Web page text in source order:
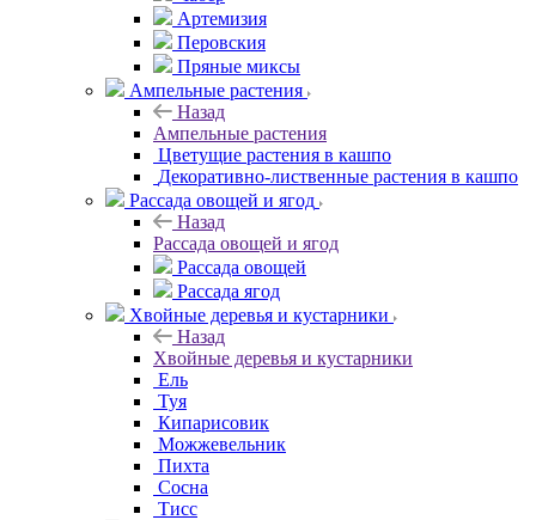
Артемизия
Перовския
Пряные миксы
Ампельные растения
Назад
Ампельные растения
Цветущие растения в кашпо
Декоративно-лиственные растения в кашпо
Рассада овощей и ягод
Назад
Рассада овощей и ягод
Рассада овощей
Рассада ягод
Хвойные деревья и кустарники
Назад
Хвойные деревья и кустарники
Ель
Туя
Кипарисовик
Можжевельник
Пихта
Сосна
Тисc